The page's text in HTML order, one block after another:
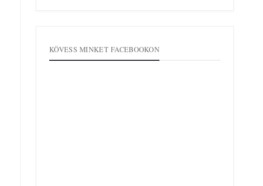
KÖVESS MINKET FACEBOOKON